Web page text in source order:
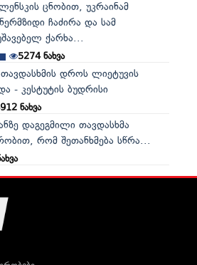
ცნობით, უკრაინამ
ჩაძირა და სამ
ქარხა...
5274ნახვა
თავდასხმის დროს ლიეტუვის
- კესტუტის ბუდრისი
ნახვა
დაგეგმილი თავდასხმა
რომ შეთანხმება სწრა...